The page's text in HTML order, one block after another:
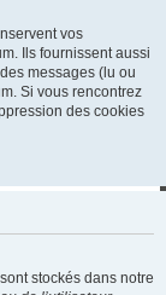
vos
Ils fournissent aussi
messages (lu ou
Si vous rencontrez
des cookies
stockés dans notre